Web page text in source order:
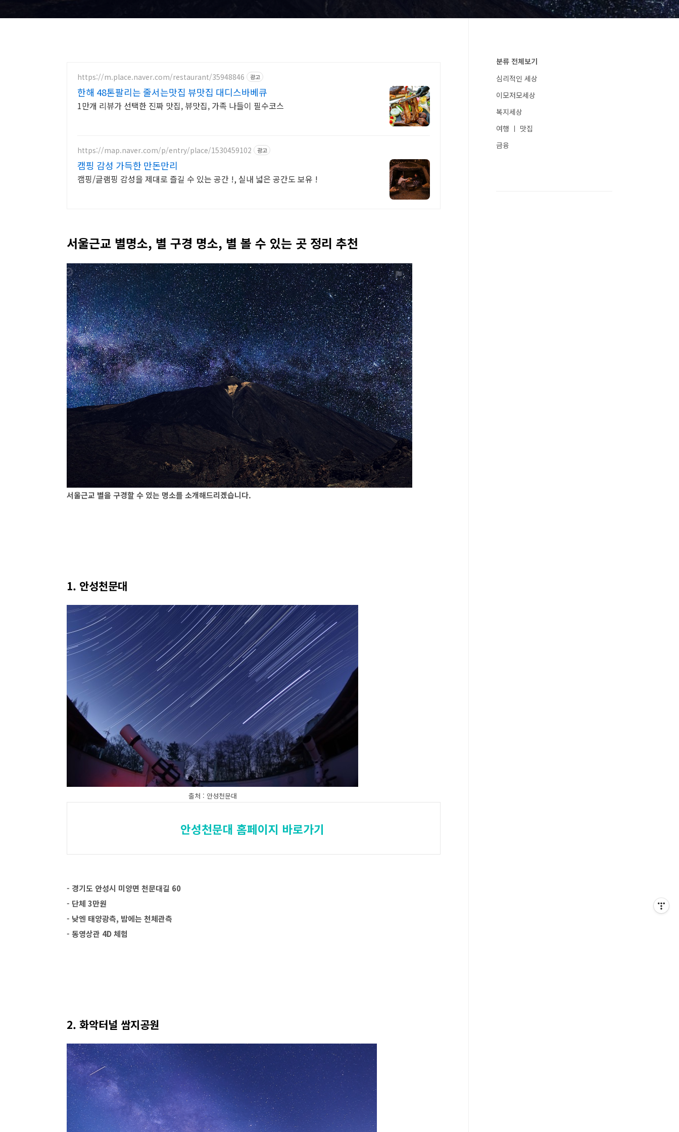
https://m.place.naver.com/restaurant/35948846 광고
한해 48톤팔리는 줄서는맛집 뷰맛집 대디스바베큐
1만개 리뷰가 선택한 진짜 맛집, 뷰맛집, 가족 나들이 필수코스
https://map.naver.com/p/entry/place/1530459102 광고
캠핑 감성 가득한 만돈만리
캠핑/글램핑 감성을 제대로 즐길 수 있는 공간 !, 실내 넓은 공간도 보유 !
서울근교 별명소, 별 구경 명소, 별 볼 수 있는 곳 정리 추천
서울근교 별을 구경할 수 있는 명소를 소개해드리겠습니다.
1. 안성천문대
출처 : 안성천문대
안성천문대 홈페이지 바로가기
- 경기도 안성시 미양면 천문대길 60
- 단체 3만원
- 낮엔 태양광측, 밤에는 천체관측
- 동영상관 4D 체험
2. 화악터널 쌈지공원
분류 전체보기
심리적인 세상
이모저모세상
복지세상
여행 ㅣ 맛집
금융